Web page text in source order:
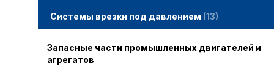
Системы врезки под давлением 13
Запасные части промышленных двигателей и
агрегатов